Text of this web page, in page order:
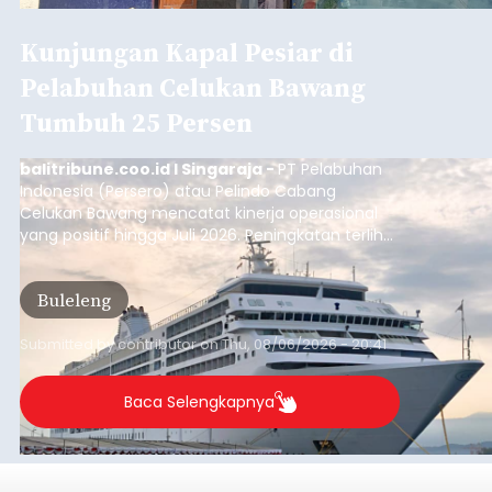
Kunjungan Kapal Pesiar di
Pelabuhan Celukan Bawang
Tumbuh 25 Persen
balitribune.coo.id I Singaraja -PT Pelabuhan
Indonesia (Persero) atau Pelindo Cabang
Celukan Bawang mencatat kinerja operasional
yang positif hingga Juli 2026. Peningkatan terlihat
dari arus kapal yang mencapai 1,48 juta Gross
Tonnage (GT), atau tumbuh 12,4 persen
dibandingkan periode yang sama tahun lalu
yang tercatat sebesar 1,32 juta GT.
Buleleng
Submitted bycontributoronThu, 08/06/2026 - 20:41
Baca Selengkapnya